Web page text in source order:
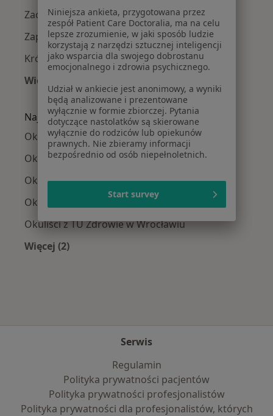
Zaćma w Wrocławiu
Zapalenie spojówek w Wrocławiu
Krótkowzroczność w Wrocławiu
Więcej (15)
Więcej w kategorii: Najczęście leczone
Najpopularniejsze ubezpieczenia
Okuliści z NFZ w Wrocławiu
Okuliści z Medicover w Wrocławiu
Okuliści z POLMED w Wrocławiu
Okuliści z INTER Polska w Wrocławiu
Okuliści z TU Zdrowie w Wrocławiu
Więcej (2)
Serwis
Regulamin
Polityka prywatności pacjentów
Polityka prywatności profesjonalistów
Polityka prywatności dla profesjonalistów, których
Niniejsza ankieta, przygotowana przez
zespół Patient Care Doctoralia, ma na celu
lepsze zrozumienie, w jaki sposób ludzie
korzystają z narzędzi sztucznej inteligencji
jako wsparcia dla swojego dobrostanu
emocjonalnego i zdrowia psychicznego.
Udział w ankiecie jest anonimowy, a wyniki
będą analizowane i prezentowane
wyłącznie w formie zbiorczej. Pytania
dotyczące nastolatków są skierowane
wyłącznie do rodziców lub opiekunów
prawnych. Nie zbieramy informacji
bezpośrednio od osób niepełnoletnich.
Start survey